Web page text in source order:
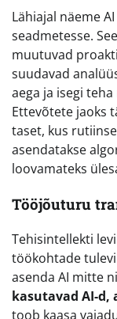
Lähiajal näeme
seadmetesse.
muutuvad
suudavad
aega ja isegi
Ettevõtete jaoks
taset, kus
asendatakse
loovamateks
Tööjõuturu
Tehisintellekti
töökohtade
asenda AI mitte
kasutavad AI-d,
toob kaasa